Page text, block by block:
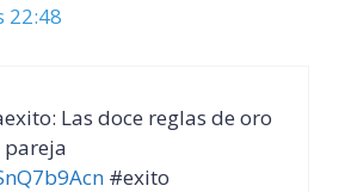
22:48
Las doce reglas de oro
#exito